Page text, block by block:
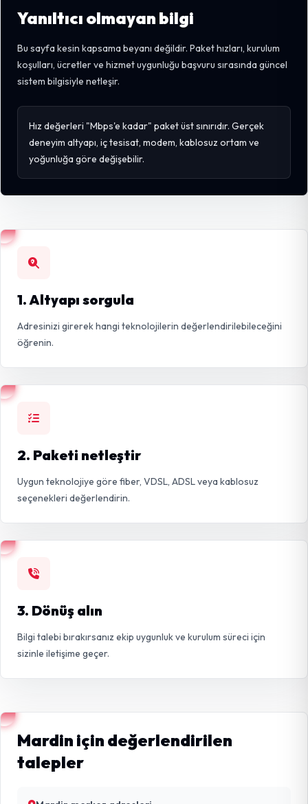
Yanıltıcı olmayan bilgi
Bu sayfa kesin kapsama beyanı değildir. Paket hızları, kurulum
koşulları, ücretler ve hizmet uygunluğu başvuru sırasında güncel
sistem bilgisiyle netleşir.
Hız değerleri "Mbps'e kadar" paket üst sınırıdır. Gerçek
deneyim altyapı, iç tesisat, modem, kablosuz ortam ve
yoğunluğa göre değişebilir.
1. Altyapı sorgula
Adresinizi girerek hangi teknolojilerin değerlendirilebileceğini
öğrenin.
2. Paketi netleştir
Uygun teknolojiye göre fiber, VDSL, ADSL veya kablosuz
seçenekleri değerlendirin.
3. Dönüş alın
Bilgi talebi bırakırsanız ekip uygunluk ve kurulum süreci için
sizinle iletişime geçer.
Mardin için değerlendirilen
talepler